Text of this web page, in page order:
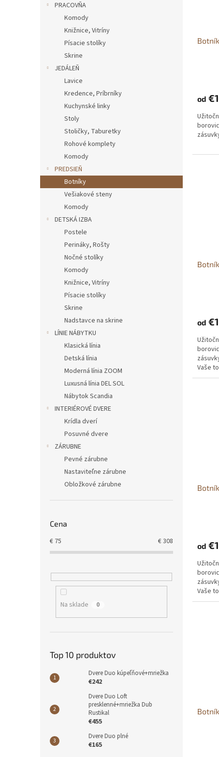
PRACOVŇA
Komody
Knižnice, Vitríny
Písacie stolíky
Skrine
JEDÁLEŇ
Lavice
Kredence, Príbrníky
Kuchynské linky
Stoly
Stoličky, Taburetky
Rohové komplety
Komody
PREDSIEŇ
Botníky
Vešiakové steny
Komody
DETSKÁ IZBA
Postele
Perináky, Rošty
Nočné stolíky
Komody
Knižnice, Vitríny
Písacie stolíky
Skrine
Nadstavce na skrine
LÍNIE NÁBYTKU
Klasická línia
Detská línia
Moderná línia ZOOM
Luxusná línia DEL SOL
Nábytok Scandia
INTERIÉROVÉ DVERE
Krídla dverí
Posuvné dvere
ZÁRUBNE
Pevné zárubne
Nastaviteľne zárubne
Obložkové zárubne
Cena
€ 75 €308
Na sklade 0
Top 10 produktov
Dvere Duo kúpeľňové+mriežka
€242
Dvere Duo Loft
presklenné+mriežka Dub
Rustikal
€455
Dvere Duo plné
€165
od
od
Vaše
od
Vaše